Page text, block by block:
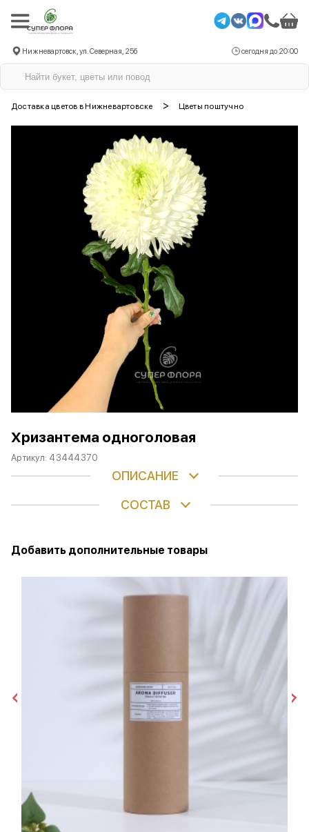
Нижневартовск, ул. Северная, 25б сегодня до 20:00
Доставка цветов в Нижневартовске > Цветы поштучно
Хризантема одноголовая
Артикул: 43444370
ОПИСАНИЕ
СОСТАВ
Добавить дополнительные товары